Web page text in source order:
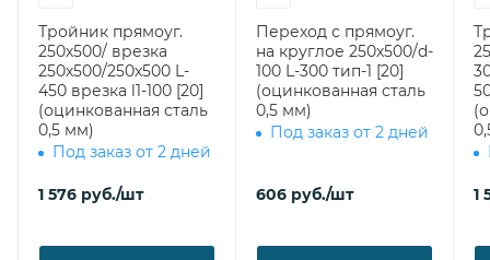
Тройник прямоуг.
250х500/ врезка
250х500/250х500 L-
450 врезка l1-100 [20]
(оцинкованная сталь
0,5 мм)
Под заказ от 2 дней
1 576 руб./шт
Переход с прямоуг.
на круглое 250х500/d-
100 L-300 тип-1 [20]
(оцинкованная сталь
0,5 мм)
Под заказ от 2 дней
606 руб./шт
500
1